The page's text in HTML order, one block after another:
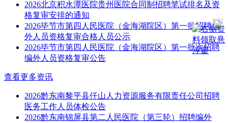
2026北京积水潭医院贵州医院合同制招聘笔试排名及资
格复审安排的通知
2026毕节市第四人民医院（金海湖院区）第一批招聘编
外人员资格复审合格人员公示
2026毕节市第四人民医院（金海湖院区）第一批次招聘
编外人员资格复审公告
查看更多资讯
2026黔东南黎平县仟山人力资源服务有限责任公司招聘
医务工作人员体检公告
2026黔东南锦屏县第二人民医院（第三轮）招聘编外